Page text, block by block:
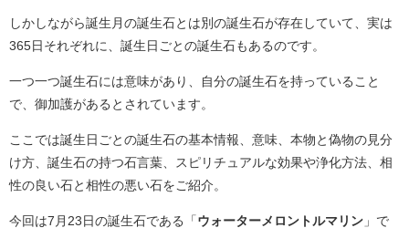
しかしながら誕生月の誕生石とは別の誕生石が存在していて、実は
365日それぞれに、誕生日ごとの誕生石もあるのです。
一つ一つ誕生石には意味があり、自分の誕生石を持っていること
で、御加護があるとされています。
ここでは誕生日ごとの誕生石の基本情報、意味、本物と偽物の見分
け方、誕生石の持つ石言葉、スピリチュアルな効果や浄化方法、相
性の良い石と相性の悪い石をご紹介。
今回は7月23日の誕生石である「 ウォーターメロントルマリン 」で